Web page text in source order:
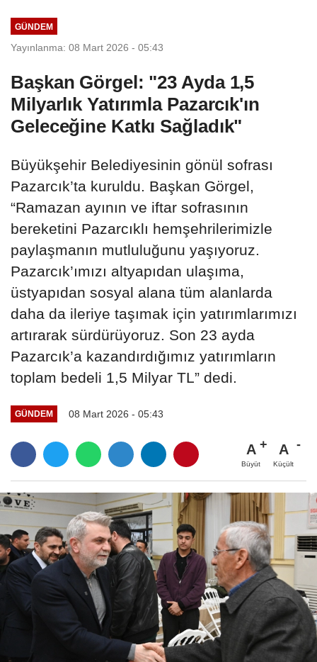
GÜNDEM
Yayınlanma: 08 Mart 2026 - 05:43
Başkan Görgel: "23 Ayda 1,5
Milyarlık Yatırımla Pazarcık'ın
Geleceğine Katkı Sağladık"
Büyükşehir Belediyesinin gönül sofrası
Pazarcık’ta kuruldu. Başkan Görgel,
“Ramazan ayının ve iftar sofrasının
bereketini Pazarcıklı hemşehrilerimizle
paylaşmanın mutluluğunu yaşıyoruz.
Pazarcık’ımızı altyapıdan ulaşıma,
üstyapıdan sosyal alana tüm alanlarda
daha da ileriye taşımak için yatırımlarımızı
artırarak sürdürüyoruz. Son 23 ayda
Pazarcık’a kazandırdığımız yatırımların
toplam bedeli 1,5 Milyar TL” dedi.
GÜNDEM 08 Mart 2026 - 05:43
A
Büyüt
A
Küçült